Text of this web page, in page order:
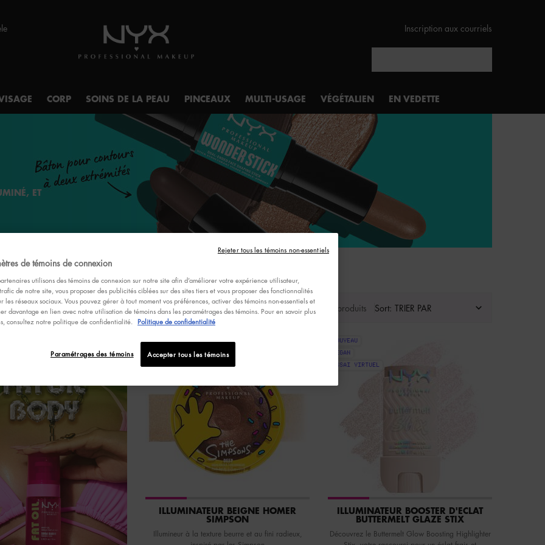
Inscription aux courriels
CORP SOINS DE LA PEAU PINCEAUX MULTI-USAGE VÉGÉTALIEN EN VEDETTE
ET
Afficher 13 produits Sort:
ILLUMINATEUR BEIGNE HOMER
SIMPSON
Illumineur à la texture beurre et au fini radieux,
NOUVEAU
VEGAN
ESSAI VIRTUEL
ILLUMINATEUR BOOSTER D'ÉCLAT
BUTTERMELT GLAZE STIX
Découvrez le Buttermelt Glow Boosting Highlighter
de témoins de connexion
utilisons des témoins de connexion sur notre site afin d’améliorer votre expérience utilisateur,
de notre site, vous proposer des publicités ciblées sur des sites tiers et vous proposer des fonctionnalités
les réseaux sociaux. Vous pouvez gérer à tout moment vos préférences, activer des témoins non-essentiels et
davantage en lien avec notre utilisation de témoins dans les paramétrages des témoins. Pour en savoir plus
consultez notre politique de confidentialité. Politique de confidentialité
Accepter tous les témoins
Paramétrages des témoins
Rejeter tous les témoins non-essentiels